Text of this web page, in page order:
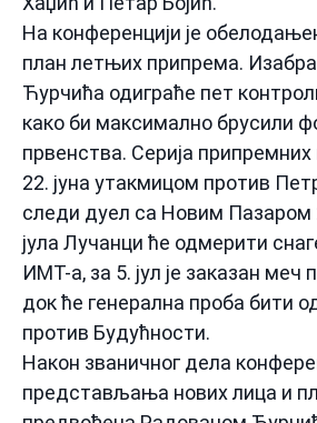
На конференцији је
план летњих припрема.
Ћурчића одиграће пет
како би максимално брусили
првенства. Серија
22. јуна утакмицом против
следи дуел са Новим Пазаром
јула Лучанци ће одмерити
ИМТ-а, за 5. јул је заказан меч
док ће генерална проба бити
против Будућности.
Након званичног дела
представљања нових лица и